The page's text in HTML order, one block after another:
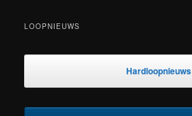
LOOPNIEUWS
Hardloopnieuws